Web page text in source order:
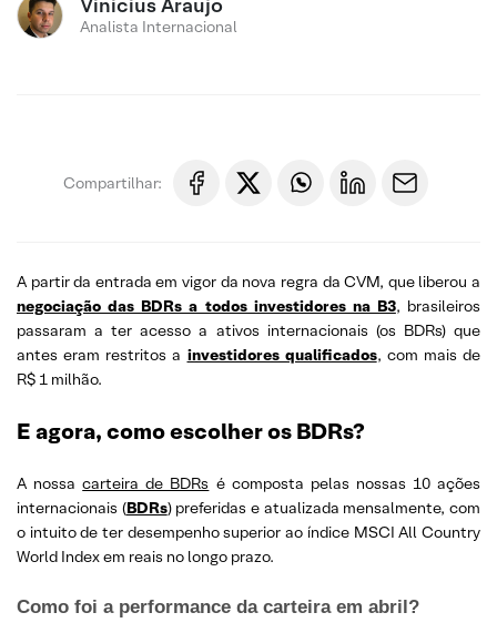
Analista Internacional
Compartilhar:
A partir da entrada em vigor da nova regra da CVM, que liberou a
negociação das BDRs a todos investidores na B3, brasileiros
passaram a ter acesso a ativos internacionais (os BDRs) que
antes eram restritos a investidores qualificados, com mais de
R$ 1 milhão.
E agora, como escolher os BDRs?
A nossacarteira de BDRs é composta pelas nossas 10 ações
internacionais (BDRs) preferidas e atualizada mensalmente, com
o intuito de ter desempenho superior ao índice MSCI All Country
World Index em reais no longo prazo.
Como foi a performance da carteira em abril?